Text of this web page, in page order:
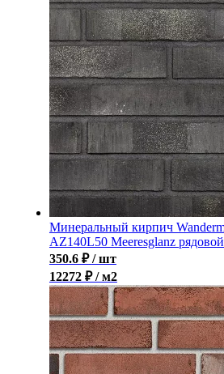
Минеральный кирпич
AZ140L50 Meeresglanz
350.6 ₽ / шт
12272 ₽ / м2